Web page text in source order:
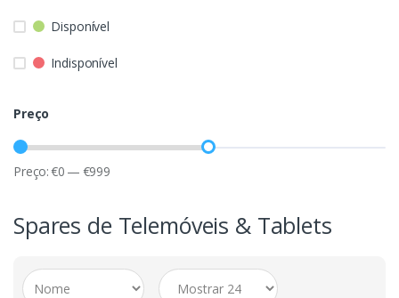
Disponível
Indisponível
Preço
Preço:€0 — €999
Spares de Telemóveis & Tablets